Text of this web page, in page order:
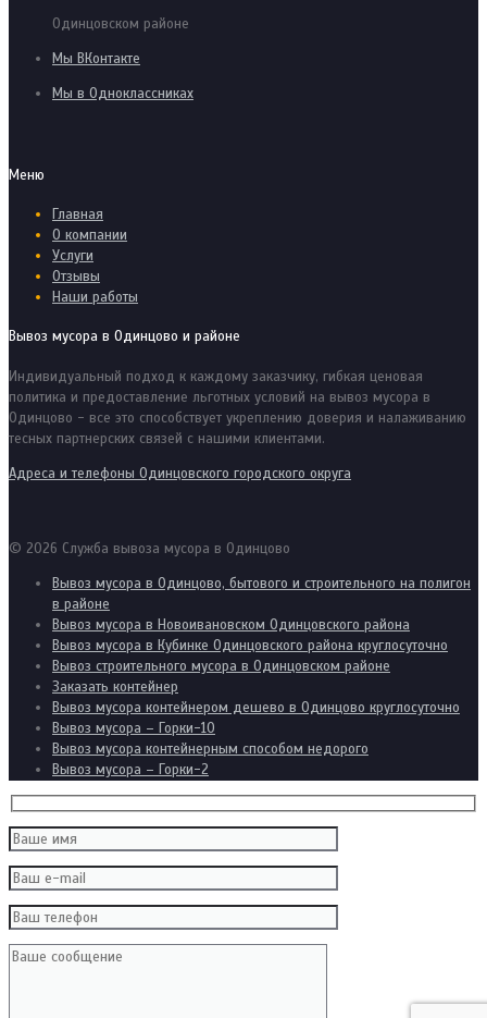
Одинцовском районе
Мы ВКонтакте
Мы в Одноклассниках
Меню
Главная
О компании
Услуги
Отзывы
Наши работы
Вывоз мусора в Одинцово и районе
Индивидуальный подход к каждому заказчику, гибкая ценовая
политика и предоставление льготных условий на вывоз мусора в
Одинцово - все это способствует укреплению доверия и налаживанию
тесных партнерских связей с нашими клиентами.
Адреса и телефоны Одинцовского городского округа
© 2026 Служба вывоза мусора в Одинцово
Вывоз мусора в Одинцово, бытового и строительного на полигон
в районе
Вывоз мусора в Новоивановском Одинцовского района
Вывоз мусора в Кубинке Одинцовского района круглосуточно
Вывоз строительного мусора в Одинцовском районе
Заказать контейнер
Вывоз мусора контейнером дешево в Одинцово круглосуточно
Вывоз мусора – Горки-10
Вывоз мусора контейнерным способом недорого
Вывоз мусора – Горки-2